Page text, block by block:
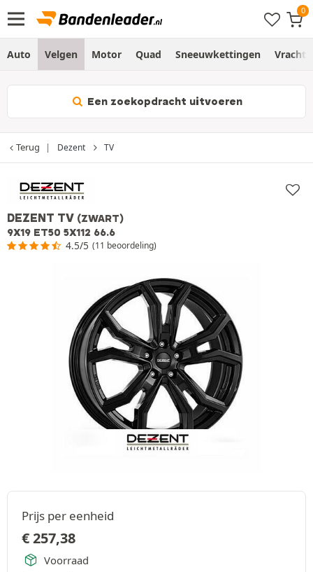
Auto Velgen Motor Quad Sneeuwkettingen
Een zoekopdracht uitvoeren
Terug Dezent TV
DEZENT TV (ZWART)
9X19 ET50 5X112 66.6
4.5/5 (11 beoordeling)
Prijs per eenheid
€257,38
Voorraad